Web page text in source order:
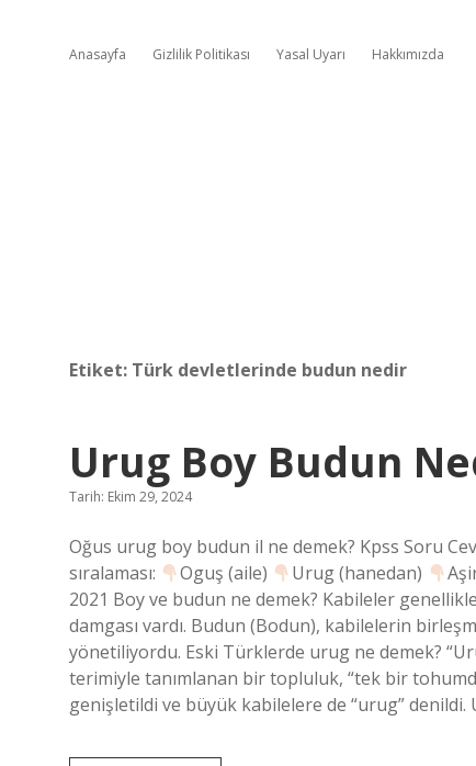
Anasayfa Gizlilik Politikası Yasal Uyarı Hakkımızda
Etiket: Türk devletlerinde budun nedir
Urug Boy Budun
Tarih: Ekim 29, 2024
Oğus urug boy budun il ne demek? Kpss Soru
sıralaması:
Oguş (aile) Urug (hanedan)
2021 Boy ve budun ne demek? Kabileler
damgası vardı. Budun (Bodun), kabilelerin
yönetiliyordu. Eski Türklerde urug ne demek?
terimiyle tanımlanan bir topluluk, “tek bir
genişletildi ve büyük kabilelere de “urug” denildi.